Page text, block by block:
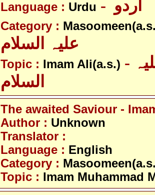
Language : Urdu
Category :
Topic : Imam Ali(a.s.) - امام علی علیہ
السلام
The awaited Saviour -
Author : Unknown
Translator :
Language : English
Category :
Topic : Imam Muhammad